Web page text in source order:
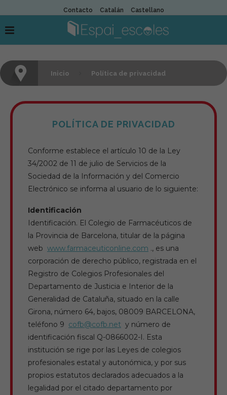
Contacto Catalán Castellano
Inicio Política de privacidad
POLÍTICA DE PRIVACIDAD
Conforme establece el artículo 10 de la Ley
34/2002 de 11 de julio de Servicios de la
Sociedad de la Información y del Comercio
Electrónico se informa al usuario de lo siguiente:
Identificación
Identificación. El Colegio de Farmacéuticos de
la Provincia de Barcelona, ​​titular de la página
web www.farmaceuticonline.com ., es una
corporación de derecho público, registrada en el
Registro de Colegios Profesionales del
Departamento de Justicia e Interior de la
Generalidad de Cataluña, situado en la calle
Girona, número 64, bajos, 08009 BARCELONA,
teléfono 9 cofb@cofb.net y número de
identificación fiscal Q-0866002-I. Esta
institución se rige por las Leyes de colegios
profesionales estatal y autonómica, y por sus
propios estatutos declarados adecuados a la
legalidad por el citado departamento por